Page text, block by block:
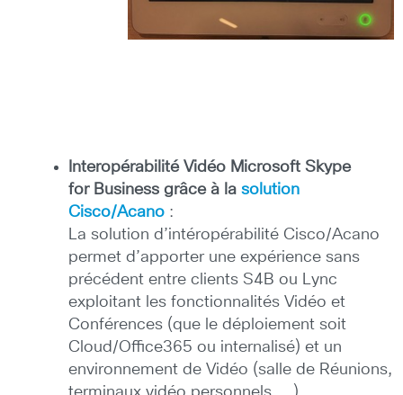
Interopérabilité Vidéo Microsoft Skype
for Business grâce à la solution
Cisco/Acano :
La solution d’intéropérabilité Cisco/Acano
permet d’apporter une expérience sans
précédent entre clients S4B ou Lync
exploitant les fonctionnalités Vidéo et
Conférences (que le déploiement soit
Cloud/Office365 ou internalisé) et un
environnement de Vidéo (salle de Réunions,